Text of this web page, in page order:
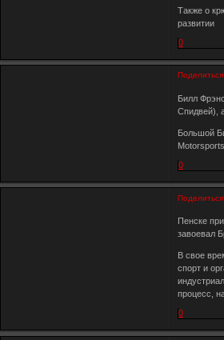
Также о
развитии
0
Поделиться
Билл
Спидвей),
Большой
0
Поделиться
Пенске
завоевал
В свое
спорт и
процесс,
0